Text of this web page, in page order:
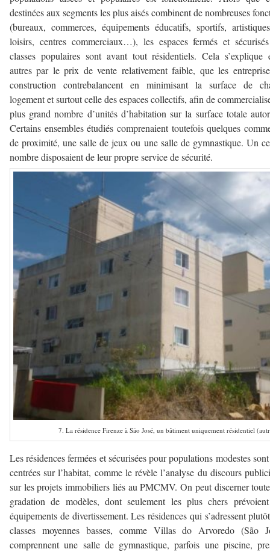
destinées aux segments les plus aisés combinent de nombreuses
(bureaux, commerces, équipements éducatifs, sportifs,
loisirs, centres commerciaux…), les espaces fermés et
classes populaires sont avant tout résidentiels. Cela s’explique
autres par le prix de vente relativement faible, que les
construction contrebalancent en minimisant la surface de
logement et surtout celle des espaces collectifs, afin de
plus grand nombre d’unités d’habitation sur la surface totale
Certains ensembles étudiés comprenaient toutefois quelques
de proximité, une salle de jeux ou une salle de gymnastique. Un
nombre disposaient de leur propre service de sécurité.
7. La résidence Firenze à São José, un bâtiment uniquement résidentiel
Les résidences fermées et sécurisées pour populations modestes
centrées sur l’habitat, comme le révèle l’analyse du discours
sur les projets immobiliers liés au PMCMV. On peut discerner
gradation de modèles, dont seulement les plus chers
équipements de divertissement. Les résidences qui s’adressent
classes moyennes basses, comme Villas do Arvoredo (São
comprennent une salle de gymnastique, parfois une piscine,